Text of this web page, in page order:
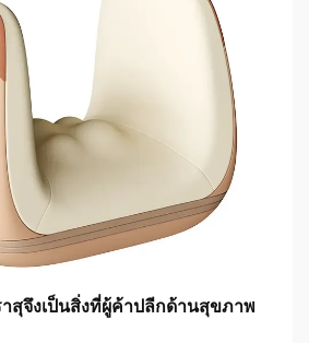
สุจึงเป็นสิ่งที่ผู้ค้าปลีกด้านสุขภาพ